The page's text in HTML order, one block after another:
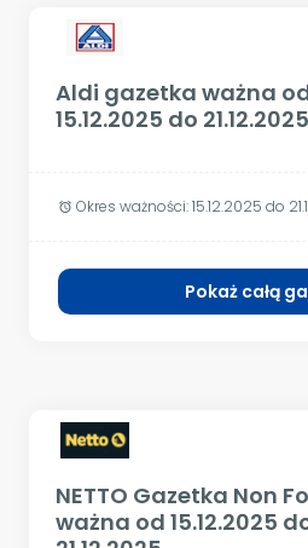
Aldi gazetka ważna
15.12.2025 do 21.12.2025
alarm Okres ważności:15.12.2025 do
Pokaż całą
NETTO Gazetka Non
ważna od 15.12.2025